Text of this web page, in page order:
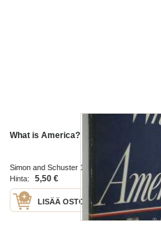
What is America?
Simon and Schuster 1954
Hinta:
5,50 €
LISÄÄ OSTOSKORIIN